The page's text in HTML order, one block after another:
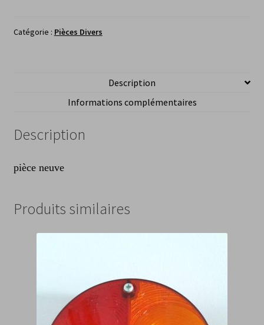
bicoloreNEIMAN
Catégorie : Pièces Divers
Description
Informations complémentaires
Description
pièce neuve
Produits similaires